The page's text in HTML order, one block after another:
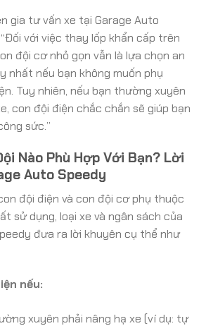
gia tư vấn xe tại Garage Auto
với việc thay lốp khẩn cấp trên
đội cơ nhỏ gọn vẫn là lựa chọn an
nhất nếu bạn không muốn phụ
Tuy nhiên, nếu bạn thường xuyên
con đội điện chắc chắn sẽ giúp bạn
sức.”
Nào Phù Hợp Với Bạn? Lời
Auto Speedy
đội điện và con đội cơ phụ thuộc
sử dụng, loại xe và ngân sách của
đưa ra lời khuyên cụ thể như
nếu:
xuyên phải nâng hạ xe (ví dụ: tự